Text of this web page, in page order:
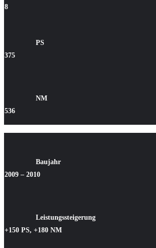
8
PS
375
NM
536
Baujahr
2009 – 2010
Leistungssteigerung
+150 PS, +180 NM